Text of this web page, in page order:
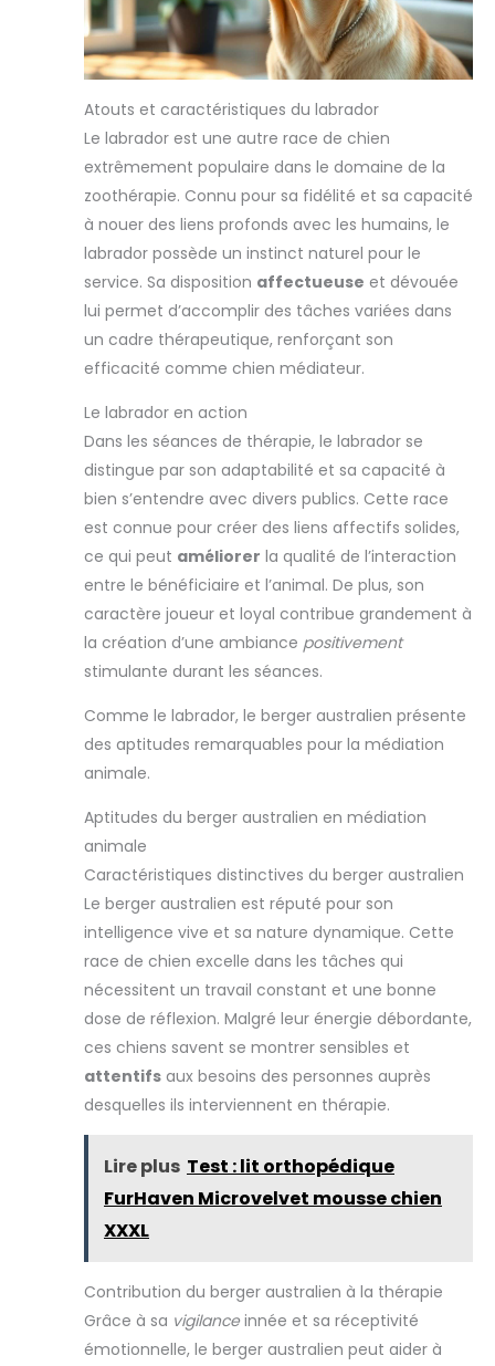
Atouts et caractéristiques du labrador
Le labrador est une autre race de chien
extrêmement populaire dans le domaine de la
zoothérapie. Connu pour sa fidélité et sa capacité
à nouer des liens profonds avec les humains, le
labrador possède un instinct naturel pour le
service. Sa disposition affectueuse et dévouée
lui permet d’accomplir des tâches variées dans
un cadre thérapeutique, renforçant son
efficacité comme chien médiateur.
Le labrador en action
Dans les séances de thérapie, le labrador se
distingue par son adaptabilité et sa capacité à
bien s’entendre avec divers publics. Cette race
est connue pour créer des liens affectifs solides,
ce qui peut améliorer la qualité de l’interaction
entre le bénéficiaire et l’animal. De plus, son
caractère joueur et loyal contribue grandement à
la création d’une ambiance positivement
stimulante durant les séances.
Comme le labrador, le berger australien présente
des aptitudes remarquables pour la médiation
animale.
Aptitudes du berger australien en médiation
animale
Caractéristiques distinctives du berger australien
Le berger australien est réputé pour son
intelligence vive et sa nature dynamique. Cette
race de chien excelle dans les tâches qui
nécessitent un travail constant et une bonne
dose de réflexion. Malgré leur énergie débordante,
ces chiens savent se montrer sensibles et
attentifs aux besoins des personnes auprès
desquelles ils interviennent en thérapie.
Lire plus Test : lit orthopédique
FurHaven Microvelvet mousse chien
XXXL
Contribution du berger australien à la thérapie
Grâce à sa vigilanceinnée et sa réceptivité
émotionnelle, le berger australien peut aider à